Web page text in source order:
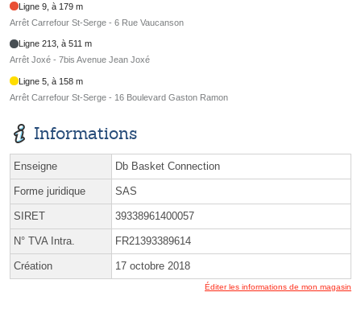
Ligne 9, à 179 m
Arrêt Carrefour St-Serge - 6 Rue Vaucanson
Ligne 213, à 511 m
Arrêt Joxé - 7bis Avenue Jean Joxé
Ligne 5, à 158 m
Arrêt Carrefour St-Serge - 16 Boulevard Gaston Ramon
Informations
Enseigne Db Basket Connection
Forme juridique SAS
SIRET 39338961400057
N° TVA Intra. FR21393389614
Création 17 octobre 2018
Éditer les informations de mon magasin